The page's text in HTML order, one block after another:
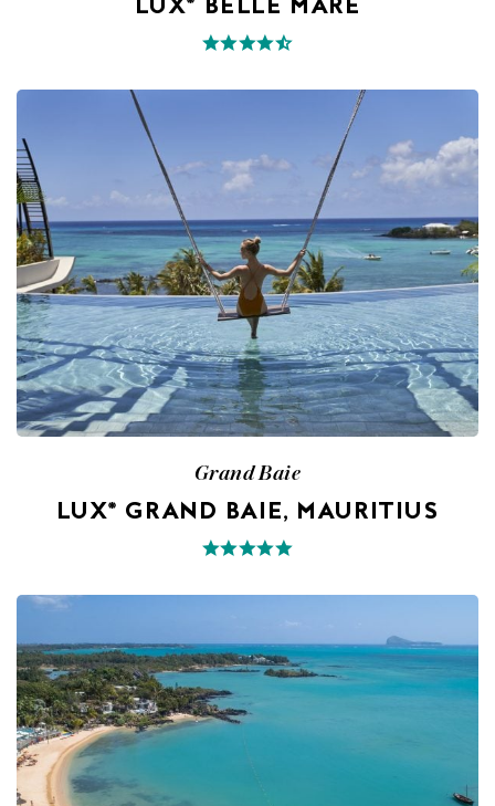
LUX* BELLE MARE
Grand Baie
LUX* GRAND BAIE, MAURITIUS